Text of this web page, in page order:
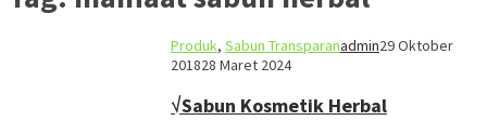
Produk, Sabun Transparanadmin29 Oktober
201828 Maret 2024
√Sabun Kosmetik Herbal